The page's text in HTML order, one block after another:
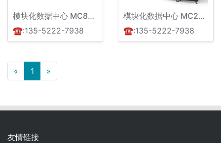
模块化数据中心 MC8000 集装箱数据中心
☎:135-5222-7938
模块化数据中心 MC2000系列解决方案
☎:135-5222-7938
« 上一页
1 »
友情链接